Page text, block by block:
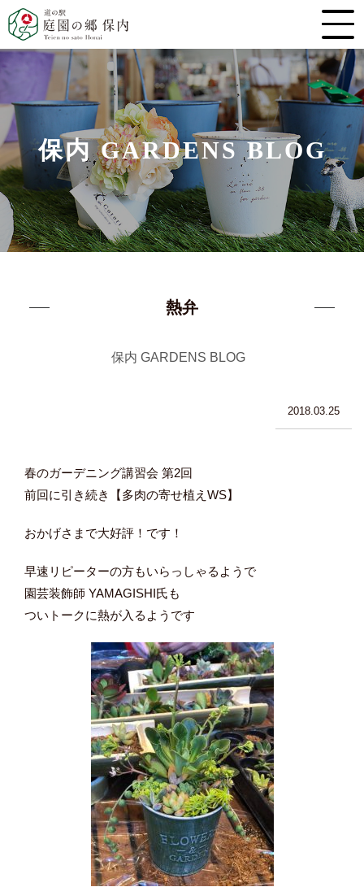
保内 GARDENS BLOG
熱弁
保内 GARDENS BLOG
2018.03.25
春のガーデニング講習会 第2回
前回に引き続き【多肉の寄せ植えWS】
おかげさまで大好評！です！
早速リピーターの方もいらっしゃるようで
園芸装飾師 YAMAGISHI氏も
ついトークに熱が入るようです